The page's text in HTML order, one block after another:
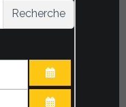
Recherche
OUVRIR LE